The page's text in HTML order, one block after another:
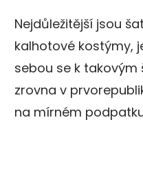
Nejdůležitější jsou
kalhotové kostýmy,
sebou se k
zrovna v
na mírném